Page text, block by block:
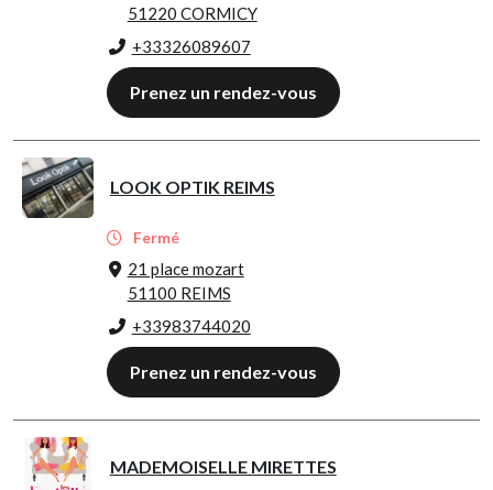
51220 CORMICY
+33326089607
Prenez un rendez-vous
LOOK OPTIK REIMS
Fermé
21 place mozart
51100 REIMS
+33983744020
Prenez un rendez-vous
MADEMOISELLE MIRETTES